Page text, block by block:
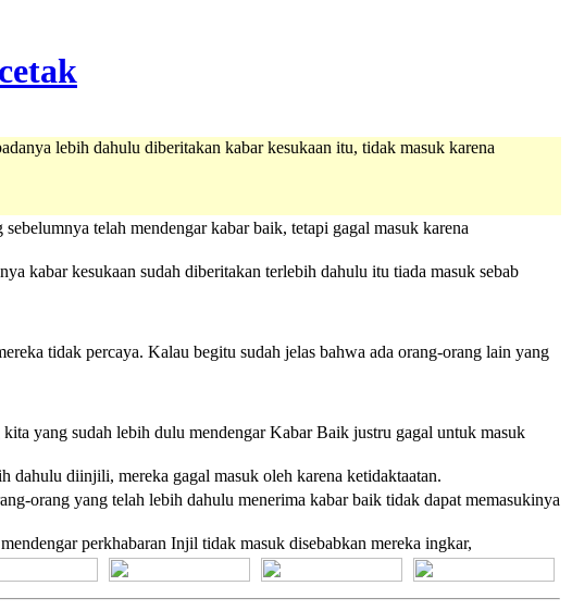
lebih dahulu diberitakan kabar kesukaan itu, tidak masuk karena
telah mendengar kabar baik, tetapi gagal masuk karena
kabar kesukaan sudah diberitakan terlebih dahulu itu tiada masuk sebab
tidak percaya. Kalau begitu sudah jelas bahwa ada orang-orang lain yang
yang sudah lebih dulu mendengar Kabar Baik justru gagal untuk masuk
dahulu diinjili, mereka gagal masuk oleh karena ketidaktaatan.
orang yang telah lebih dahulu menerima kabar baik tidak dapat memasukinya
perkhabaran Injil tidak masuk disebabkan mereka ingkar,